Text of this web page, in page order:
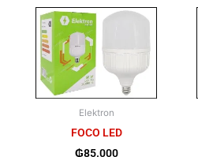
Elektron
FOCO LED
₲85.000